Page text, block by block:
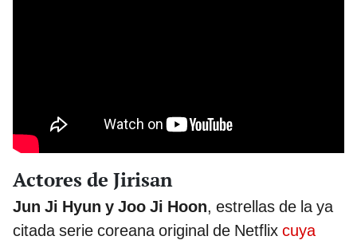
Actores de Jirisan
Jun Ji Hyun y Joo Ji Hoon, estrellas de la ya
citada serie coreana original de Netflix cuya